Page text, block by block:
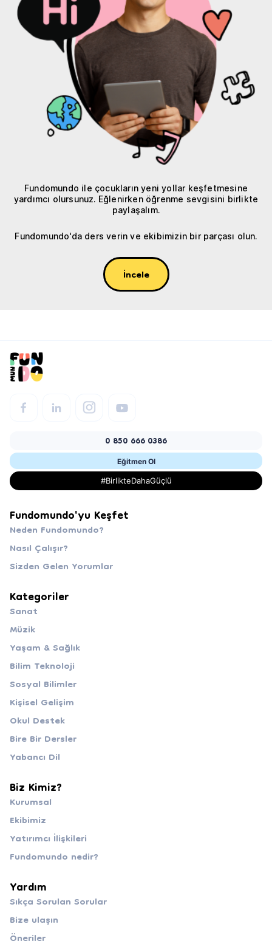
Fundomundo ile çocukların yeni yollar keşfetmesine
yardımcı olursunuz. Eğlenirken öğrenme sevgisini birlikte
paylaşalım.
Fundomundo'da ders verin ve ekibimizin bir parçası olun.
İncele
0 850 666 0386
Eğitmen Ol
#BirlikteDahaGüçlü
Fundomundo'yu Keşfet
Neden Fundomundo?
Nasıl Çalışır?
Sizden Gelen Yorumlar
Kategoriler
Sanat
Müzik
Yaşam & Sağlık
Bilim Teknoloji
Sosyal Bilimler
Kişisel Gelişim
Okul Destek
Bire Bir Dersler
Yabancı Dil
Biz Kimiz?
Kurumsal
Ekibimiz
Yatırımcı İlişkileri
Fundomundo nedir?
Yardım
Sıkça Sorulan Sorular
Bize ulaşın